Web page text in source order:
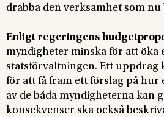
drabba den verksamhet som nu
Enligt regeringens
myndigheter minska för att öka
statsförvaltningen. Ett uppdrag
för att få fram ett förslag på hur
av de båda myndigheterna kan
konsekvenser ska också